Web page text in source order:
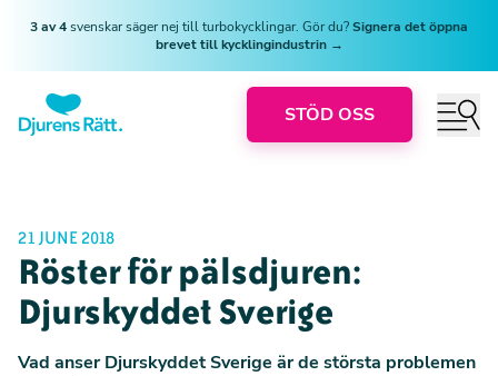
3 av 4svenskar säger nej till turbokycklingar. Gör du?Signera det öppna
brevet till kycklingindustrin →
STÖD OSS
21 JUNE 2018
Röster för pälsdjuren:
Djurskyddet Sverige
Vad anser Djurskyddet Sverige är de största problemen